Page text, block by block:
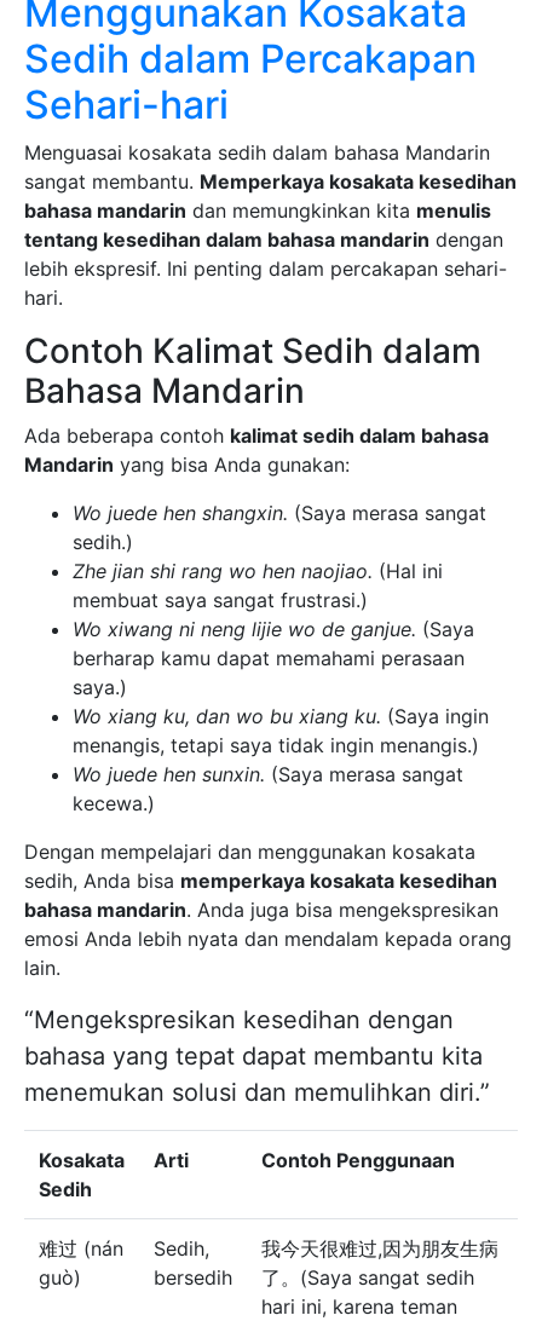
Menggunakan Kosakata
Sedih dalam Percakapan
Sehari-hari
Menguasai kosakata sedih dalam bahasa Mandarin
sangat membantu. Memperkaya kosakata kesedihan
bahasa mandarin dan memungkinkan kita menulis
tentang kesedihan dalam bahasa mandarin dengan
lebih ekspresif. Ini penting dalam percakapan sehari-
hari.
Contoh Kalimat Sedih dalam
Bahasa Mandarin
Ada beberapa contoh kalimat sedih dalam bahasa
Mandarin yang bisa Anda gunakan:
Wo juede hen shangxin. (Saya merasa sangat
sedih.)
Zhe jian shi rang wo hen naojiao. (Hal ini
membuat saya sangat frustrasi.)
Wo xiwang ni neng lijie wo de ganjue. (Saya
berharap kamu dapat memahami perasaan
saya.)
Wo xiang ku, dan wo bu xiang ku. (Saya ingin
menangis, tetapi saya tidak ingin menangis.)
Wo juede hen sunxin. (Saya merasa sangat
kecewa.)
Dengan mempelajari dan menggunakan kosakata
sedih, Anda bisa memperkaya kosakata kesedihan
bahasa mandarin. Anda juga bisa mengekspresikan
emosi Anda lebih nyata dan mendalam kepada orang
lain.
“Mengekspresikan kesedihan dengan
bahasa yang tepat dapat membantu kita
menemukan solusi dan memulihkan diri.”
Kosakata
Sedih
Arti Contoh Penggunaan
难过 (nán
guò)
Sedih,
bersedih
我今天很难过,因为朋友生病
了。(Saya sangat sedih
hari ini, karena teman